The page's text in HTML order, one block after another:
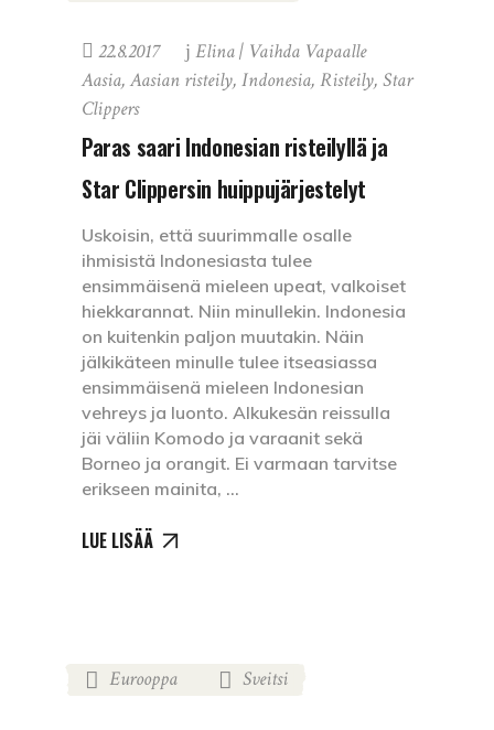
22.8.2017
Elina | Vaihda Vapaalle
Aasia, Aasian risteily, Indonesia, Risteily, Star
Clippers
Paras saari Indonesian risteilyllä ja
Star Clippersin huippujärjestelyt
Uskoisin, että suurimmalle osalle
ihmisistä Indonesiasta tulee
ensimmäisenä mieleen upeat, valkoiset
hiekkarannat. Niin minullekin. Indonesia
on kuitenkin paljon muutakin. Näin
jälkikäteen minulle tulee itseasiassa
ensimmäisenä mieleen Indonesian
vehreys ja luonto. Alkukesän reissulla
jäi väliin Komodo ja varaanit sekä
Borneo ja orangit. Ei varmaan tarvitse
erikseen mainita,
LUE LISÄÄ
Eurooppa Sveitsi